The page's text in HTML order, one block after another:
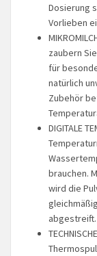
Dosierung
Vorlieben
zaubern
für
natürlich
Zubehör
DIGITALE
brauchen.
wird die
abgestreift.